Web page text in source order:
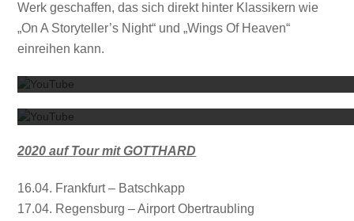
Werk geschaffen, das sich direkt hinter Klassikern wie
„On A Storyteller’s Night“ und „Wings Of Heaven“
einreihen kann.
2020 auf Tour mit GOTTHARD
16.04. Frankfurt – Batschkapp
17.04. Regensburg – Airport Obertraubling